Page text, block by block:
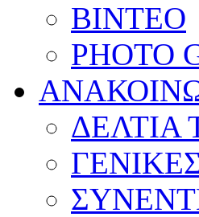
ΒΙΝΤΕΟ
PHOTO
ΔΕΛΤΙΑ